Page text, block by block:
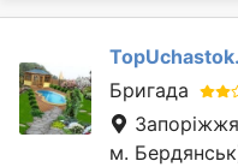
Бригада
Запоріжжя
м.